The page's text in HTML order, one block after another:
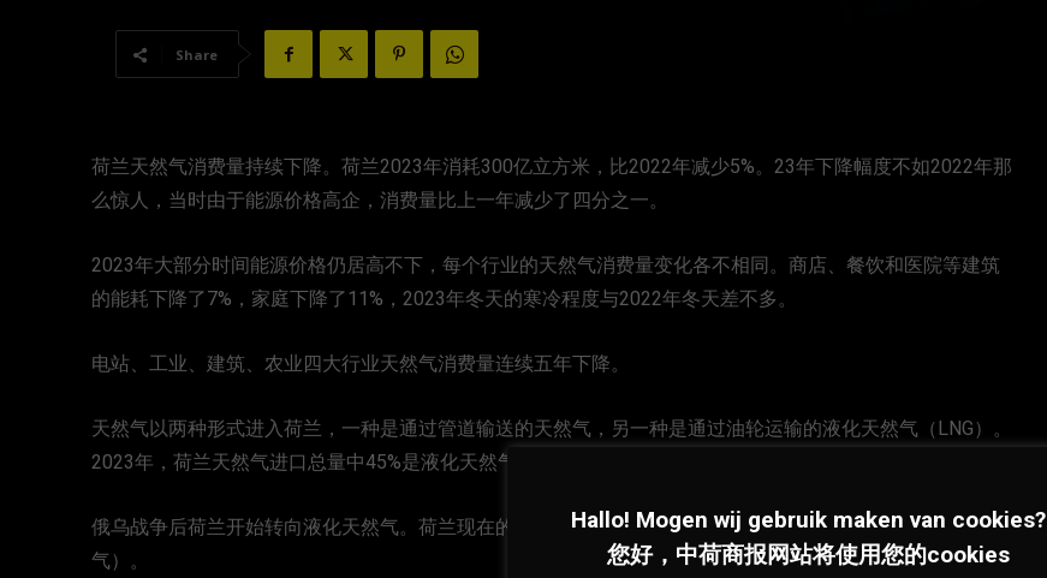
Share
荷兰天然气消费量持续下降。荷兰2023年消耗300亿立方米，比2022年减少5%。23年下降幅度不如2022年那
么惊人，当时由于能源价格高企，消费量比上一年减少了四分之一。
2023年大部分时间能源价格仍居高不下，每个行业的天然气消费量变化各不相同。商店、餐饮和医院等建筑
的能耗下降了7%，家庭下降了11%，2023年冬天的寒冷程度与2022年冬天差不多。
电站、工业、建筑、农业四大行业天然气消费量连续五年下降。
天然气以两种形式进入荷兰，一种是通过管道输送的天然气，另一种是通过油轮运输的液化天然气（LNG）。
2023年，荷兰天然气进口总量中45%是液化天然气，而去年同期为32%。
俄乌战争后荷兰开始转向液化天然气。荷兰现在的大部分天然气来自美国（液化天然气）和挪威（气态天然
气）。
Hallo! Mogen wij gebruik maken van cookies?
您好，中荷商报网站将使用您的cookies